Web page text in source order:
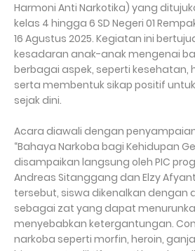
Harmoni Anti Narkotika) yang
kelas 4 hingga 6 SD Negeri 01
16 Agustus 2025. Kegiatan ini
kesadaran anak-anak mengenai
berbagai aspek, seperti kesehatan,
serta membentuk sikap positif
sejak dini.
Acara diawali dengan
“Bahaya Narkoba bagi Kehidupan
disampaikan langsung oleh PIC
Andreas Sitanggang dan Elzy
tersebut, siswa dikenalkan dengan
sebagai zat yang dapat
menyebabkan ketergantungan.
narkoba seperti morfin, heroin,